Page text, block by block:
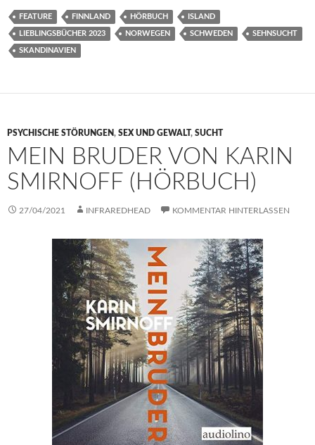
FEATURE FINNLAND HÖRBUCH ISLAND
LIEBLINGSBÜCHER 2023 NORWEGEN SCHWEDEN SEHNSUCHT
SKANDINAVIEN
PSYCHISCHE STÖRUNGEN, SEX UND GEWALT, SUCHT
MEIN BRUDER VON KARIN
SMIRNOFF (HÖRBUCH)
27/04/2021 INFRAREDHEAD KOMMENTAR HINTERLASSEN